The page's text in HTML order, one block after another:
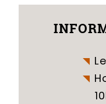
Le